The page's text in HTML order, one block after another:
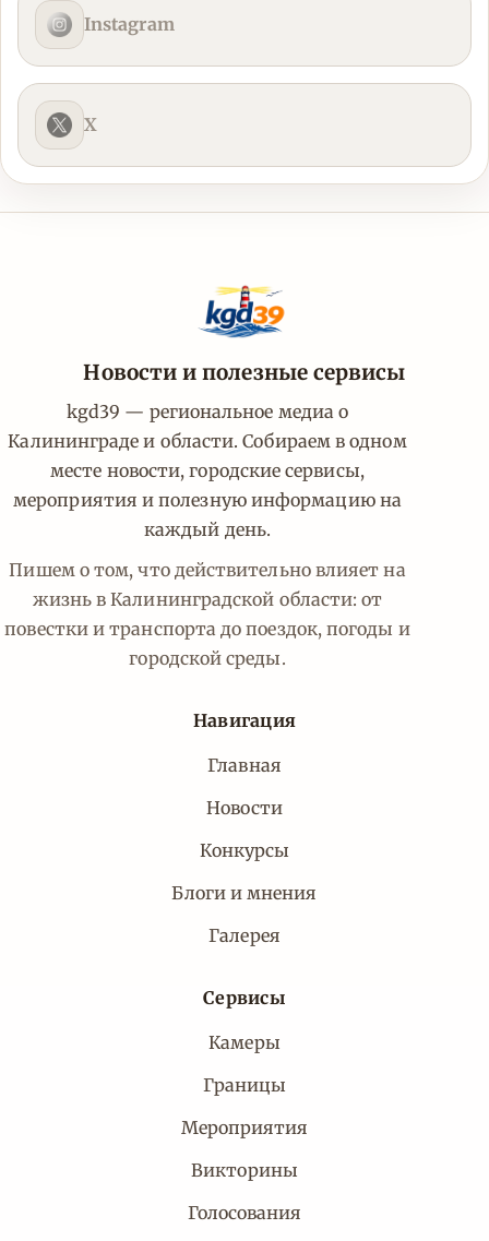
Instagram
X
Новости и полезные сервисы
kgd39 — региональное медиа о
Калининграде и области. Собираем в одном
месте новости, городские сервисы,
мероприятия и полезную информацию на
каждый день.
Пишем о том, что действительно влияет на
жизнь в Калининградской области: от
повестки и транспорта до поездок, погоды и
городской среды.
Навигация
Главная
Новости
Конкурсы
Блоги и мнения
Галерея
Сервисы
Камеры
Границы
Мероприятия
Викторины
Голосования